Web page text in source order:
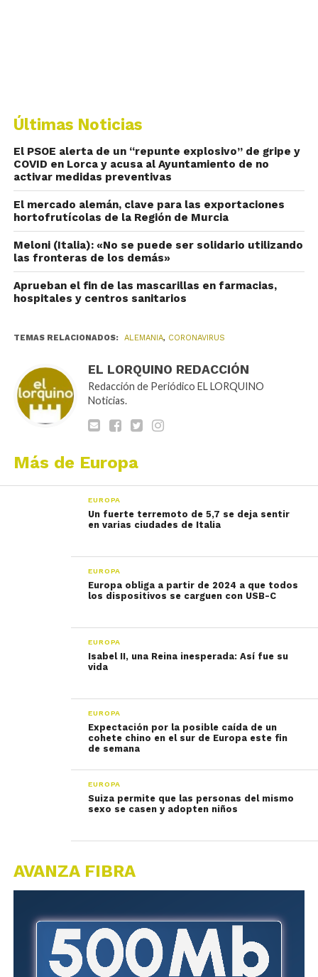
Últimas Noticias
El PSOE alerta de un “repunte explosivo” de gripe y
COVID en Lorca y acusa al Ayuntamiento de no
activar medidas preventivas
El mercado alemán, clave para las exportaciones
hortofrutícolas de la Región de Murcia
Meloni (Italia): «No se puede ser solidario utilizando
las fronteras de los demás»
Aprueban el fin de las mascarillas en farmacias,
hospitales y centros sanitarios
TEMAS RELACIONADOS: ALEMANIA, CORONAVIRUS
EL LORQUINO REDACCIÓN
Redacción de Periódico EL LORQUINO
Noticias.
Más de Europa
EUROPA
Un fuerte terremoto de 5,7 se deja sentir
en varias ciudades de Italia
EUROPA
Europa obliga a partir de 2024 a que todos
los dispositivos se carguen con USB-C
EUROPA
Isabel II, una Reina inesperada: Así fue su
vida
EUROPA
Expectación por la posible caída de un
cohete chino en el sur de Europa este fin
de semana
EUROPA
Suiza permite que las personas del mismo
sexo se casen y adopten niños
AVANZA FIBRA